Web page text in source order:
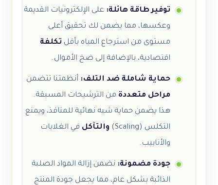
توفير طاقة هائلة: على الإلكترونيات القديمة
وعكسها، مما يضمن لك تحقيق أعلى
مستوى من استرجاع المياه بأقل تكلفة
اقتصادية، بالإضافة إلى ضخ الأموال.
حماية شاملة ضد التلف: أنظمتنا تتضمن
مراحل متعددة من الترشيحات المسبقة.
هذا يضمن حماية شبه نهائية للمنافذ، ويمنع
التكلس (Scaling)
والتآكل في الغلايات
والأنابيب.
جودة مضمونة: نضمن إزالة المواد الصلبة
الذائبة بشكل عام، مما يجعل جودة المنتج